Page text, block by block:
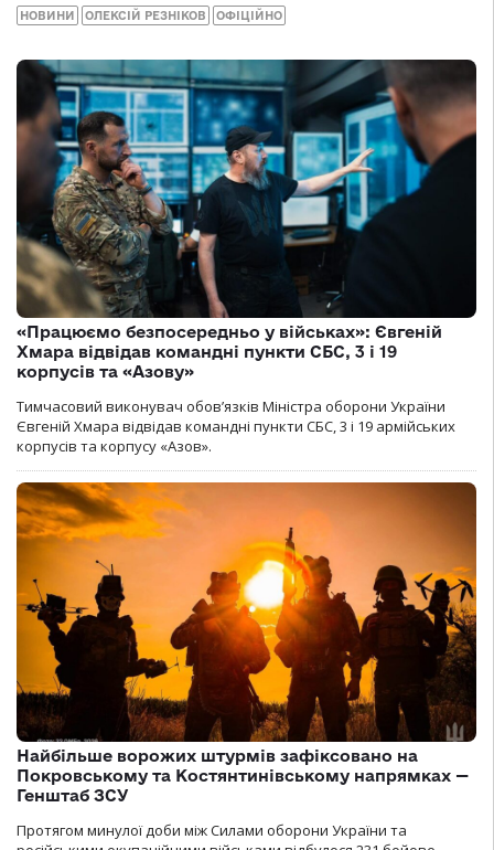
НОВИНИ ОЛЕКСІЙ РЕЗНІКОВ ОФІЦІЙНО
«Працюємо безпосередньо у військах»: Євгеній
Хмара відвідав командні пункти СБС, 3 і 19
корпусів та «Азову»
Тимчасовий виконувач обов’язків Міністра оборони України
Євгеній Хмара відвідав командні пункти СБС, 3 і 19 армійських
корпусів та корпусу «Азов».
Найбільше ворожих штурмів зафіксовано на
Покровському та Костянтинівському напрямках —
Генштаб ЗСУ
Протягом минулої доби між Силами оборони України та